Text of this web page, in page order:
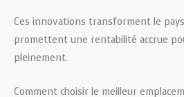
Ces innovations transforment le
promettent une rentabilité accrue
pleinement.
Comment choisir le meilleur